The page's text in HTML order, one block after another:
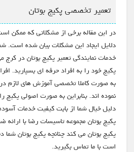
تعمیر تخصصی پکیج بوتان
در این مقاله برخی از مشکلاتی که ممکن
دلایل ایجاد این مشکلات بیان شده است.
خدمات نمایندگی تعمیر پکیج بوتان در کرج
پکیج خود را به افراد حرفه ای بسپارید.
به صورت کاملا تخصصی آموزش های لازم در
نموده اند. بنابراین به صورت اصولی پکیج
دلیل خیال شما از بابت کیفیت خدمات
پکیج بوتان مجموعه تاسیسات رضا با ارائه
پکیج بوتان می کند چنانچه پکیج بوتان
است با ما تماس بگیرید.